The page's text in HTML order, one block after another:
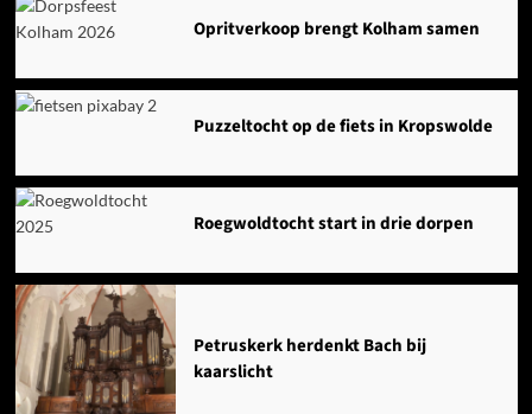
Opritverkoop brengt Kolham samen
Puzzeltocht op de fiets in Kropswolde
Roegwoldtocht start in drie dorpen
Petruskerk herdenkt Bach bij
kaarslicht